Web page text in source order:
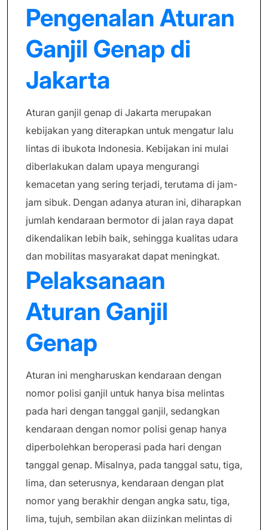
Pengenalan Aturan
Ganjil Genap di
Jakarta
Aturan ganjil genap di Jakarta merupakan
kebijakan yang diterapkan untuk mengatur lalu
lintas di ibukota Indonesia. Kebijakan ini mulai
diberlakukan dalam upaya mengurangi
kemacetan yang sering terjadi, terutama di jam-
jam sibuk. Dengan adanya aturan ini, diharapkan
jumlah kendaraan bermotor di jalan raya dapat
dikendalikan lebih baik, sehingga kualitas udara
dan mobilitas masyarakat dapat meningkat.
Pelaksanaan
Aturan Ganjil
Genap
Aturan ini mengharuskan kendaraan dengan
nomor polisi ganjil untuk hanya bisa melintas
pada hari dengan tanggal ganjil, sedangkan
kendaraan dengan nomor polisi genap hanya
diperbolehkan beroperasi pada hari dengan
tanggal genap. Misalnya, pada tanggal satu, tiga,
lima, dan seterusnya, kendaraan dengan plat
nomor yang berakhir dengan angka satu, tiga,
lima, tujuh, sembilan akan diizinkan melintas di